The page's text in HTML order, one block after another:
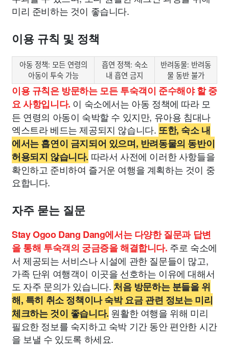
미리 준비하는 것이 좋습니다.
이용 규칙 및 정책
아동 정책: 모든 연령의
아동이 투숙 가능
흡연 정책: 숙소
내 흡연 금지
반려동물: 반려동
물 동반 불가
이용 규칙은 방문하는 모든 투숙객이 준수해야 할 중
요 사항입니다. 이 숙소에서는 아동 정책에 따라 모
든 연령의 아동이 숙박할 수 있지만, 유아용 침대나
엑스트라 베드는 제공되지 않습니다. 또한, 숙소 내
에서는 흡연이 금지되어 있으며, 반려동물의 동반이
허용되지 않습니다. 따라서 사전에 이러한 사항들을
확인하고 준비하여 즐거운 여행을 계획하는 것이 중
요합니다.
자주 묻는 질문
Stay Ogoo Dang Dang에서는 다양한 질문과 답변
을 통해 투숙객의 궁금증을 해결합니다. 주로 숙소에
서 제공되는 서비스나 시설에 관한 질문들이 많고,
가족 단위 여행객이 이곳을 선호하는 이유에 대해서
도 자주 문의가 있습니다. 처음 방문하는 분들을 위
해, 특히 취소 정책이나 숙박 요금 관련 정보는 미리
체크하는 것이 좋습니다. 원활한 여행을 위해 미리
필요한 정보를 숙지하고 숙박 기간 동안 편안한 시간
을 보낼 수 있도록 하세요.